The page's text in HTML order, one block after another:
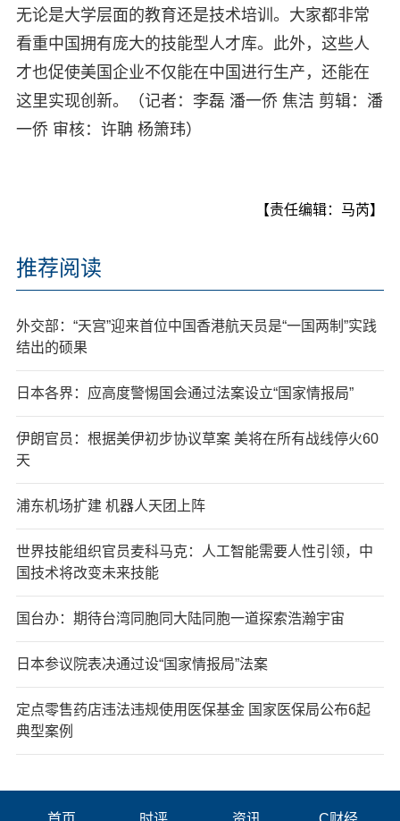
无论是大学层面的教育还是技术培训。大家都非常
看重中国拥有庞大的技能型人才库。此外，这些人
才也促使美国企业不仅能在中国进行生产，还能在
这里实现创新。（记者：李磊 潘一侨 焦洁 剪辑：潘
一侨 审核：许聃 杨箫玮）
【责任编辑：马芮】
推荐阅读
外交部：“天宫”迎来首位中国香港航天员是“一国两制”实践
结出的硕果
日本各界：应高度警惕国会通过法案设立“国家情报局”
伊朗官员：根据美伊初步协议草案 美将在所有战线停火60
天
浦东机场扩建 机器人天团上阵
世界技能组织官员麦科马克：人工智能需要人性引领，中
国技术将改变未来技能
国台办：期待台湾同胞同大陆同胞一道探索浩瀚宇宙
日本参议院表决通过设“国家情报局”法案
定点零售药店违法违规使用医保基金 国家医保局公布6起
典型案例